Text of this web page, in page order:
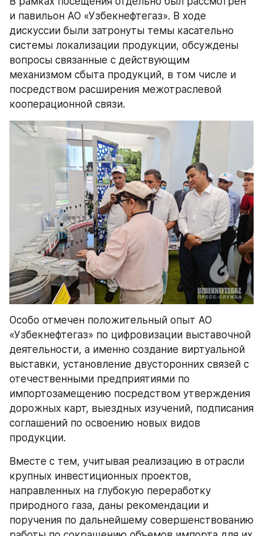
и павильон АО «Узбекнефтегаз». В ходе
дискуссии были затронуты темы касательно
системы локализации продукции, обсуждены
вопросы связанные с действующим
механизмом сбыта продукций, в том числе и
посредством расширения межотраслевой
кооперационной связи.
Особо отмечен положительный опыт АО
«Узбекнефтегаз» по цифровизации выставочной
деятельности, а именно создание виртуальной
выставки, установление двусторонних связей с
отечественными предприятиями по
импортозамещению посредством утверждения
дорожных карт, выездных изучений, подписания
соглашений по освоению новых видов
продукции.
Вместе с тем, учитывая реализацию в отрасли
крупных инвестиционных проектов,
направленных на глубокую переработку
природного газа, даны рекомендации и
поручения по дальнейшему совершенствованию